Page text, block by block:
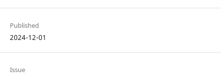
Published
2024-12-01
Issue